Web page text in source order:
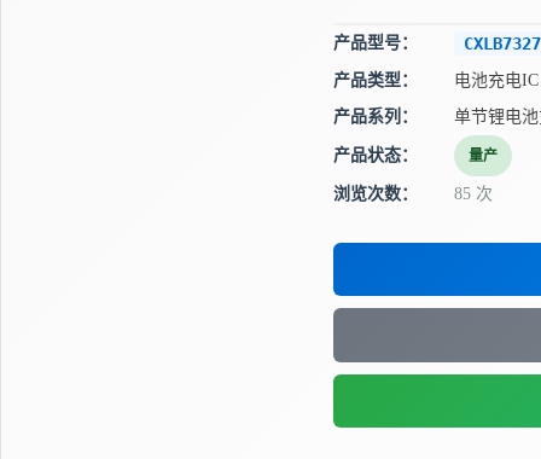
产品型号：
产品类型：
电池充电IC
产品系列：
单节锂电
产品状态： 量产
浏览次数： 85 次